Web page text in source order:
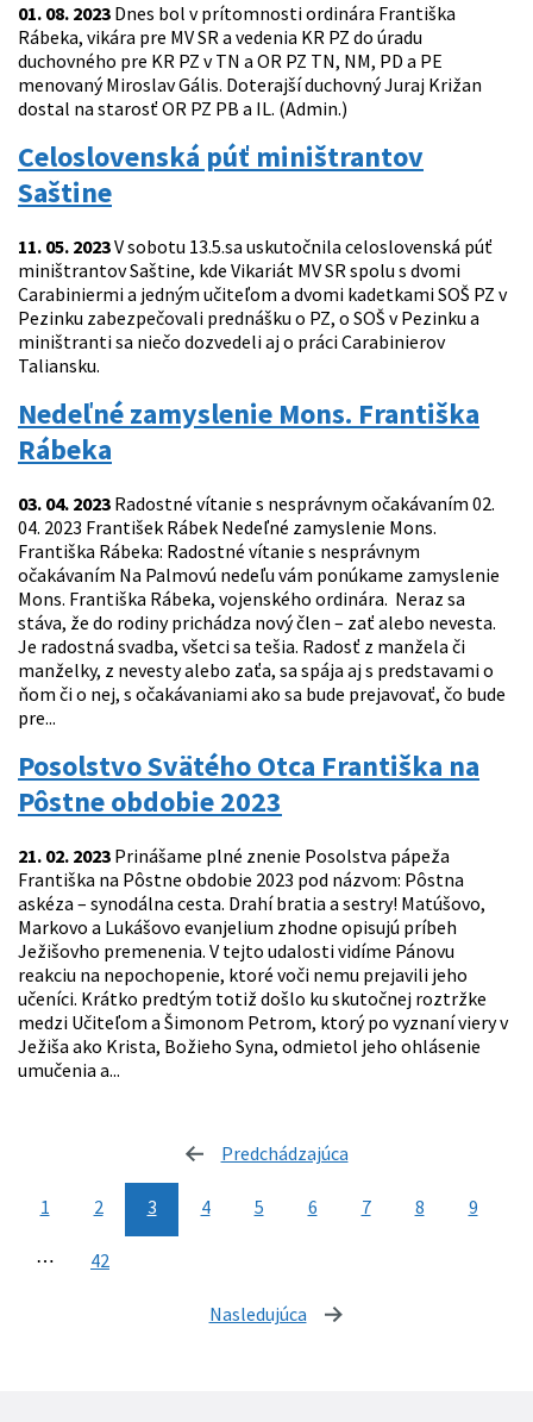
01. 08. 2023 Dnes bol v prítomnosti ordinára Františka
Rábeka, vikára pre MV SR a vedenia KR PZ do úradu
duchovného pre KR PZ v TN a OR PZ TN, NM, PD a PE
menovaný Miroslav Gális. Doterajší duchovný Juraj Križan
dostal na starosť OR PZ PB a IL. (Admin.)
Celoslovenská púť miništrantov
Saštine
11. 05. 2023V sobotu 13.5.sa uskutočnila celoslovenská púť
miništrantov Saštine, kde Vikariát MV SR spolu s dvomi
Carabiniermi a jedným učiteľom a dvomi kadetkami SOŠ PZ v
Pezinku zabezpečovali prednášku o PZ, o SOŠ v Pezinku a
miništranti sa niečo dozvedeli aj o práci Carabinierov
Taliansku.
Nedeľné zamyslenie Mons. Františka
Rábeka
03. 04. 2023 Radostné vítanie s nesprávnym očakávaním 02.
04. 2023 František Rábek Nedeľné zamyslenie Mons.
Františka Rábeka: Radostné vítanie s nesprávnym
očakávaním Na Palmovú nedeľu vám ponúkame zamyslenie
Mons. Františka Rábeka, vojenského ordinára. Neraz sa
stáva, že do rodiny prichádza nový člen – zať alebo nevesta.
Je radostná svadba, všetci sa tešia. Radosť z manžela či
manželky, z nevesty alebo zaťa, sa spája aj s predstavami o
ňom či o nej, s očakávaniami ako sa bude prejavovať, čo bude
pre...
Posolstvo Svätého Otca Františka na
Pôstne obdobie 2023
21. 02. 2023 Prinášame plné znenie Posolstva pápeža
Františka na Pôstne obdobie 2023 pod názvom: Pôstna
askéza – synodálna cesta. Drahí bratia a sestry! Matúšovo,
Markovo a Lukášovo evanjelium zhodne opisujú príbeh
Ježišovho premenenia. V tejto udalosti vidíme Pánovu
reakciu na nepochopenie, ktoré voči nemu prejavili jeho
učeníci. Krátko predtým totiž došlo ku skutočnej roztržke
medzi Učiteľom a Šimonom Petrom, ktorý po vyznaní viery v
Ježiša ako Krista, Božieho Syna, odmietol jeho ohlásenie
umučenia a...
Predchádzajúca
1 2 3 4 5 6 7 8 9
⋯ 42
Nasledujúca stránka